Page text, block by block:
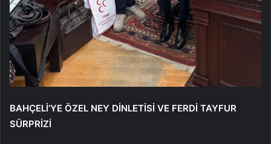
BAHÇELİ’YE ÖZEL NEY DİNLETİSİ VE FERDİ TAYFUR
SÜRPRİZİ